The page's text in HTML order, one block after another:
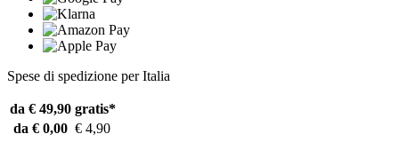
Spese di spedizione per Italia
da € 49,90 gratis*
da € 0,00 € 4,90